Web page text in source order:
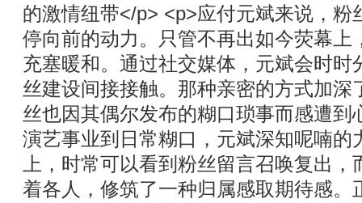
的激情纽带</p> <p>应付元斌来说，粉
停向前的动力。只管不再出如今荧幕上
充塞暖和。通过社交媒体，元斌会时时
丝建设间接接触。那种亲密的方式加深
丝也因其偶尔发布的糊口琐事而感遭到
演艺事业到日常糊口，元斌深知呢喃的
上，时常可以看到粉丝留言召唤复出
着各人，修筑了一种归属感取期待感。